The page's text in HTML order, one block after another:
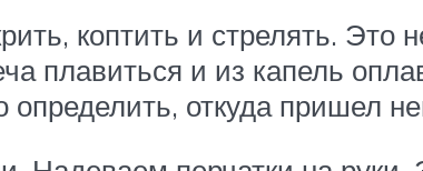
коптить и стрелять. Это
плавиться и из капель
откуда пришел